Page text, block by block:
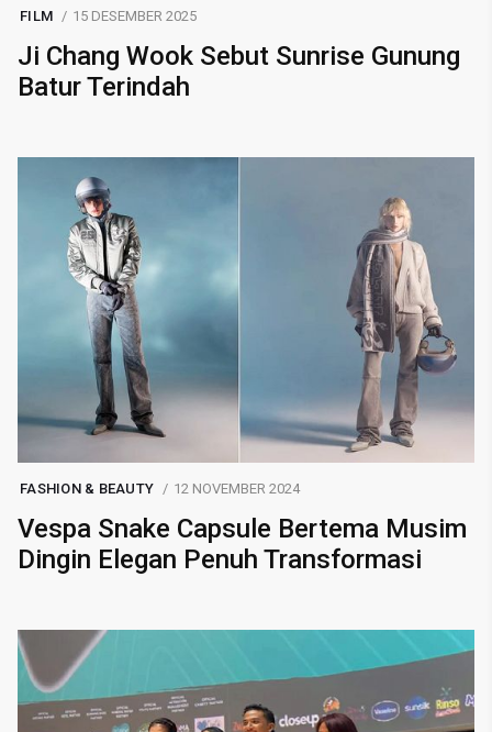
FILM 15 DESEMBER 2025
Ji Chang Wook Sebut Sunrise Gunung
Batur Terindah
FASHION & BEAUTY 12 NOVEMBER 2024
Vespa Snake Capsule Bertema Musim
Dingin Elegan Penuh Transformasi